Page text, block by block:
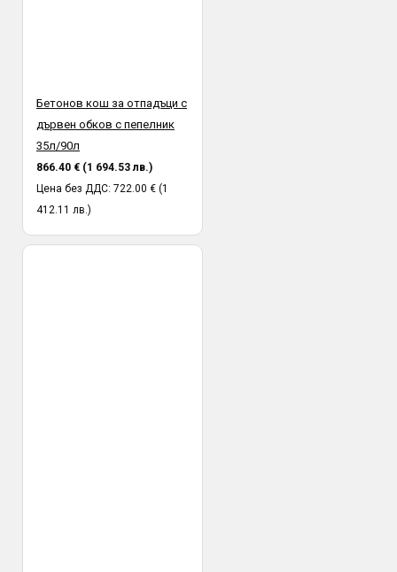
Бетонов кош за отпадъци с
дървен обков с пепелник
35л/90л
866.40 € (1 694.53 лв.)
Цена без ДДС: 722.00 € (1
412.11 лв.)